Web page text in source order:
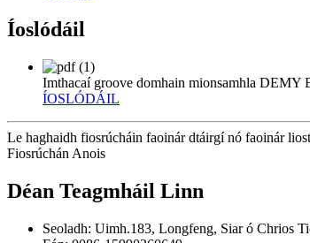
Íoslódáil
Imthacaí groove domhain mionsamhla DEMY
ÍOSLÓDÁIL
Le haghaidh fiosrúcháin faoinár dtáirgí nó faoinár
Fiosrúchán Anois
Déan Teagmháil Linn
Seoladh: Uimh.183, Longfeng, Siar ó Chrios